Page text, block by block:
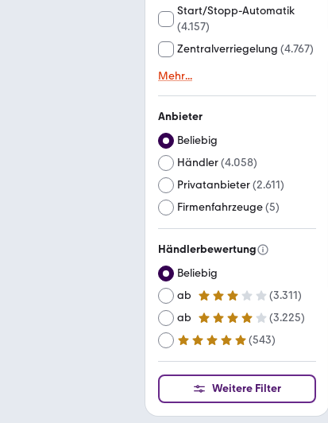
Start/Stopp-Automatik
(4.157)
Zentralverriegelung (4.767)
Mehr...
Anbieter
Beliebig
Händler(4.058)
Privatanbieter(2.611)
Firmenfahrzeuge(5)
Händlerbewertung
Beliebig
ab
3 Sterne (3.311)
ab
4 Sterne (3.225)
ab
5 Sterne (543)
Weitere Filter